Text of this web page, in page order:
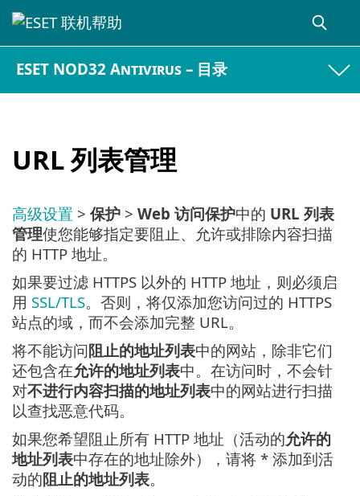
ESET NOD32 Antivirus – 目录
URL 列表管理
高级设置 > 保护 > Web 访问保护中的 URL 列表
管理使您能够指定要阻止、允许或排除内容扫描
的 HTTP 地址。
如果要过滤 HTTPS 以外的 HTTP 地址，则必须启
用 SSL/TLS。否则，将仅添加您访问过的 HTTPS
站点的域，而不会添加完整 URL。
将不能访问阻止的地址列表中的网站，除非它们
还包含在允许的地址列表中。在访问时，不会针
对不进行内容扫描的地址列表中的网站进行扫描
以查找恶意代码。
如果您希望阻止所有 HTTP 地址（活动的允许的
地址列表中存在的地址除外），请将 * 添加到活
动的阻止的地址列表。